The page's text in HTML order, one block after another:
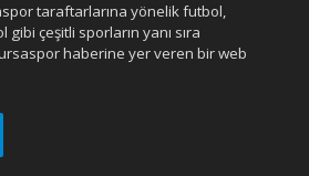
taraftarlarına yönelik futbol,
çeşitli sporların yanı sıra
haberine yer veren bir web